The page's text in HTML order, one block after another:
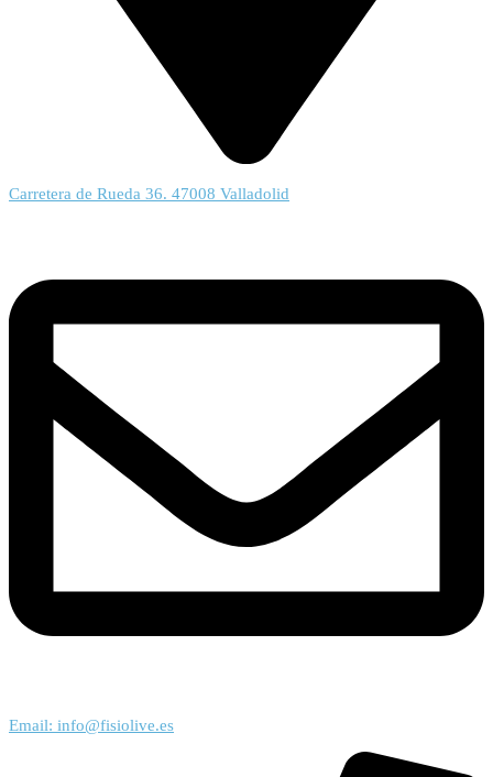
Carretera de Rueda 36. 47008 Valladolid
Email: info@fisiolive.es